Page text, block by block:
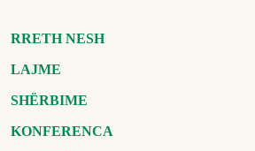
RRETH NESH
LAJME
SHËRBIME
KONFERENCA